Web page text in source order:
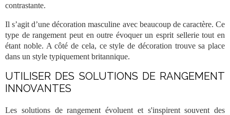
contrastante.
Il s’agit d’une décoration masculine avec beaucoup de caractère. Ce
type de rangement peut en outre évoquer un esprit sellerie tout en
étant noble. A côté de cela, ce style de décoration trouve sa place
dans un style typiquement britannique.
UTILISER DES SOLUTIONS DE RANGEMENT
INNOVANTES
Les solutions derangement évoluent et s'inspirent souvent des